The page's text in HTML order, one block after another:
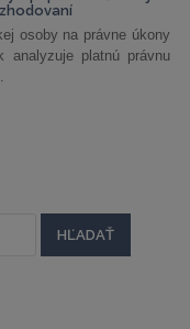
osoby na právne úkony
analyzuje platnú právnu